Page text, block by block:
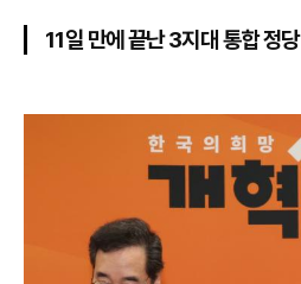
11일 만에 끝난 3지대 통합 정당